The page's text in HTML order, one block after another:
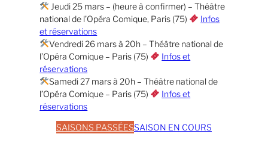
Jeudi 25 mars – (heure à confirmer) – Théâtre
national de l’Opéra Comique, Paris (75)
Infos
et réservations
Vendredi 26 mars à 20h – Théâtre national de
l’Opéra Comique – Paris (75)
Infos et
réservations
Samedi 27 mars à 20h – Théâtre national de
l’Opéra Comique – Paris (75)
Infos et
réservations
SAISONS PASSÉESSAISON EN COURS